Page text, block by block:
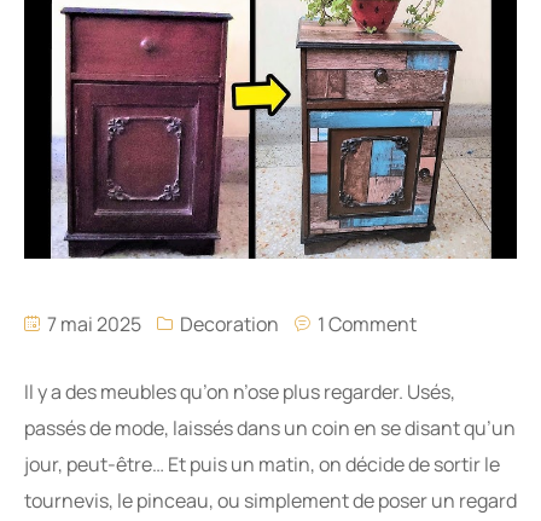
7 mai 2025 Decoration 1 Comment
Il y a des meubles qu’on n’ose plus regarder. Usés,
passés de mode, laissés dans un coin en se disant qu’un
jour, peut-être… Et puis un matin, on décide de sortir le
tournevis, le pinceau, ou simplement de poser un regard